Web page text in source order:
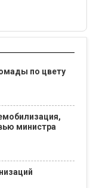
по цвету
министра